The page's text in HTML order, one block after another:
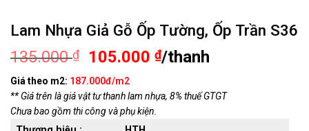
Lam Nhựa Giả Gỗ Ốp Tường, Ốp Trần S36
135.000₫
Giá
gốc
là:
135.000 ₫.
105.000₫Giá
tại
là:
/thanh
Giá theo m2: 187.000đ/m2
** Giá trên là giá vật tư thanh lam nhựa, 8% thuế GTGT
Chưa bao gồm thi công và phụ kiện.